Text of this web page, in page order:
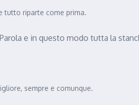
tutto riparte come prima.
e in questo modo tutta la
sempre e comunque.